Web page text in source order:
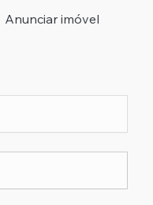
Anunciar imóvel